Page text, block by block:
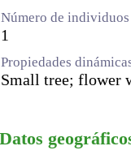
Número de
1
Propiedades
Small tree; flower
Datos